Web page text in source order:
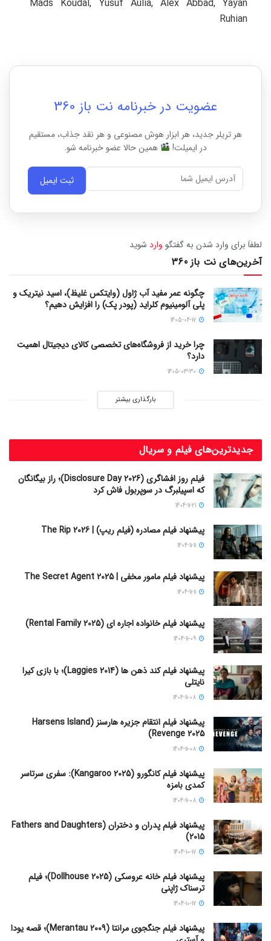
Mads Koudal, Yusuf Aulia, Alex Abbad, Yayan
Ruhian
عضویت در خبرنامه نت باز 360
هر تریلر جدید، هر ابزار هوش مصنوعی و هر نقد جذاب، مستقیم
در ایمیلت!
همین حالا عضو خبرنامه شو.
ثبت ایمیل
لطفاَ برای وارد شدن به گفتگو وارد شوید
آخرین‌های نت باز 360
چگونه عمر مفید آب ژاول (وایتکس غلیظ)، اسید نیتریک و
پلی آلومینیوم کلراید (پودر پک) را افزایش دهیم؟
چرا خرید از فروشگاه‌های تخصصی کالای دیجیتال اهمیت
دارد؟
بارگذاری بیشتر
جدیدترین‌های فیلم و سریال
فیلم روز افشاگری (Disclosure Day 2026)؛ راز بیگانگان
که اسپیلبرگ در سوپربول فاش کرد
پیشنهاد فیلم مصادره (فیلم ریپ) | The Rip 2026
پیشنهاد فیلم مامور مخفی | The Secret Agent 2025
پیشنهاد فیلم خانواده اجاره‌ ای (Rental Family 2025)
پیشنهاد فیلم کند ذهن ها (Laggies 2014)؛ با بازی کیرا
نایتلی
پیشنهاد فیلم انتقام جزیره هارسنز (Harsens Island
Revenge 2025)
پیشنهاد فیلم کانگورو (Kangaroo 2025): سفری سرتاسر
کمدی بامزه
پیشنهاد فیلم پدران و دختران (Fathers and Daughters
2015)
پیشنهاد فیلم خانه عروسکی (Dollhouse 2025)؛ فیلم
ترسناک ژاپنی
پیشنهاد فیلم جنگجوی مرانتا (Merantau 2009)؛ قصه یودا